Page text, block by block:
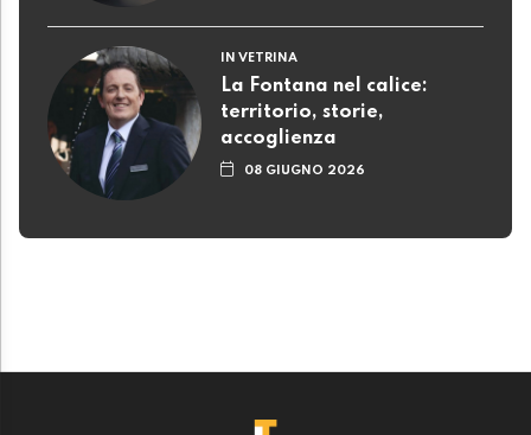
IN VETRINA
La Fontana nel calice:
territorio, storie,
accoglienza
08 GIUGNO 2026